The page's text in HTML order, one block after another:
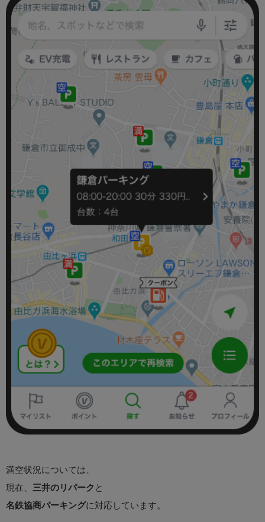
満空状況については、
現在、 三井のリパーク と
名鉄協商パーキングに対応しています。